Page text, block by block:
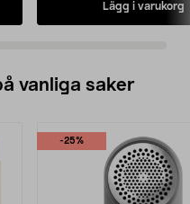
Lägg i varukorg
vanliga saker
-25%